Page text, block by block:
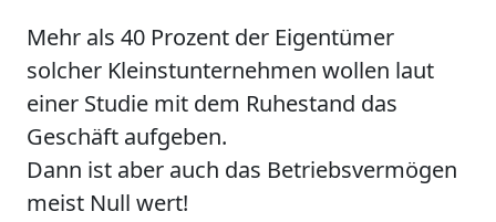
Mehr als 40 Prozent der Eigentümer
solcher Kleinstunternehmen wollen laut
einer Studie mit dem Ruhestand das
Geschäft aufgeben.
Dann ist aber auch das Betriebsvermögen
meist Null wert!